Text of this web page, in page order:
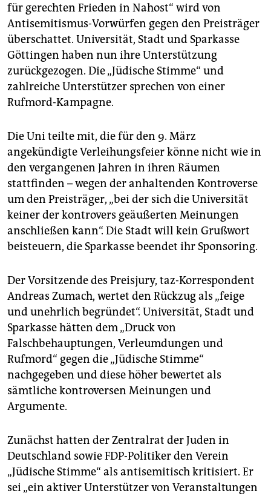
epaper login
für gerechten Frieden in Nahost“ wird von
Antisemitismus-Vorwürfen gegen den Preisträger
überschattet. Universität, Stadt und Sparkasse
Göttingen haben nun ihre Unterstützung
zurückgezogen. Die „Jüdische Stimme“ und
zahlreiche Unterstützer sprechen von einer
Rufmord-Kampagne.
Die Uni teilte mit, die für den 9. März
angekündigte Verleihungsfeier könne nicht wie in
den vergangenen Jahren in ihren Räumen
stattfinden – wegen der anhaltenden Kontroverse
um den Preisträger, „bei der sich die Universität
keiner der kontrovers geäußerten Meinungen
anschließen kann“. Die Stadt will kein Grußwort
beisteuern, die Sparkasse beendet ihr Sponsoring.
Der Vorsitzende des Preisjury, taz-Korrespondent
Andreas Zumach, wertet den Rückzug als „feige
und unehrlich begründet“. Universität, Stadt und
Sparkasse hätten dem „Druck von
Falschbehauptungen, Verleumdungen und
Rufmord“ gegen die „Jüdische Stimme“
nachgegeben und diese höher bewertet als
sämtliche kontroversen Meinungen und
Argumente.
Zunächst hatten der Zentralrat der Juden in
Deutschland sowie FDP-Politiker den Verein
„Jüdische Stimme“ als antisemitisch kritisiert. Er
sei „ein aktiver Unterstützer von Veranstaltungen